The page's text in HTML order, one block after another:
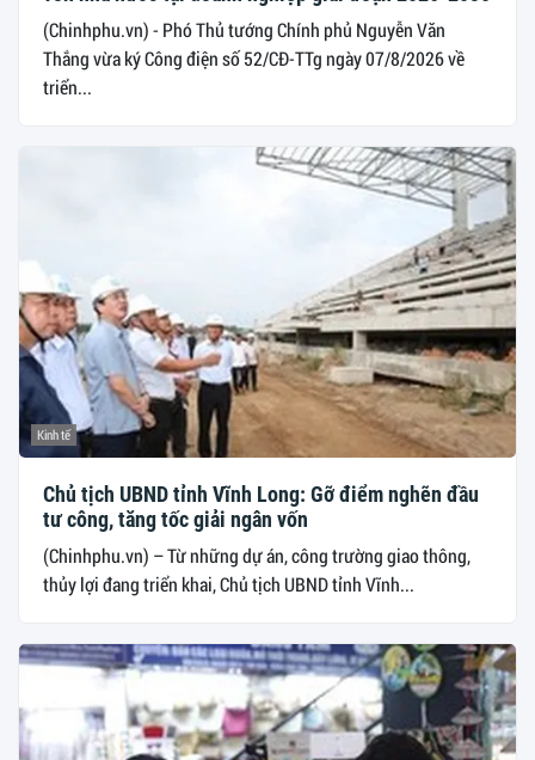
(Chinhphu.vn) - Phó Thủ tướng Chính phủ Nguyễn Văn
Thắng vừa ký Công điện số 52/CĐ-TTg ngày 07/8/2026 về
triển...
Kinh tế
Chủ tịch UBND tỉnh Vĩnh Long: Gỡ điểm nghẽn đầu
tư công, tăng tốc giải ngân vốn
(Chinhphu.vn) – Từ những dự án, công trường giao thông,
thủy lợi đang triển khai, Chủ tịch UBND tỉnh Vĩnh...